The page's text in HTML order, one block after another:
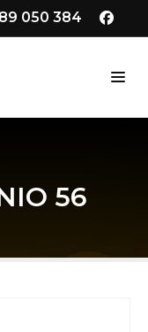
050 384
56